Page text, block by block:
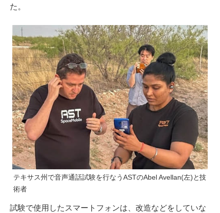
た。
テキサス州で音声通話試験を行なうASTのAbel Avellan(左)と技
術者
試験で使用したスマートフォンは、改造などをしていな